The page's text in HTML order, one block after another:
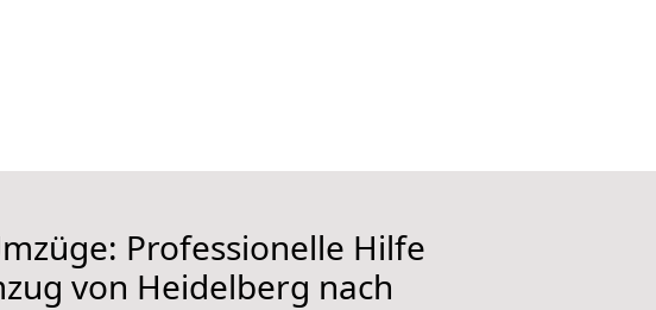
Professionelle Hilfe
von Heidelberg nach